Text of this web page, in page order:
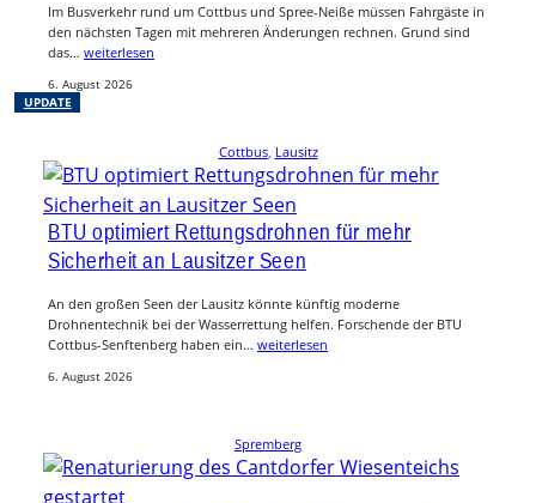
UPDATE
Im Busverkehr rund um Cottbus und Spree-Neiße müssen Fahrgäste in
den nächsten Tagen mit mehreren Änderungen rechnen. Grund sind
das… weiterlesen
6. August 2026
Cottbus, Lausitz
BTU optimiert Rettungsdrohnen für mehr
Sicherheit an Lausitzer Seen
An den großen Seen der Lausitz könnte künftig moderne
Drohnentechnik bei der Wasserrettung helfen. Forschende der BTU
Cottbus-Senftenberg haben ein… weiterlesen
6. August 2026
Spremberg